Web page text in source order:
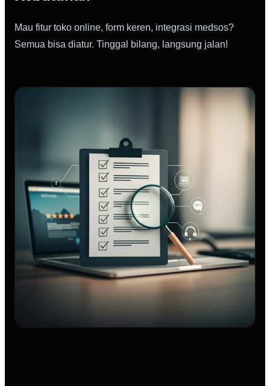
Mau fitur toko online, form keren, integrasi medsos?
Semua bisa diatur. Tinggal bilang, langsung jalan!